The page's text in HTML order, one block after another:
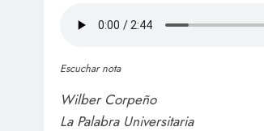
Escuchar nota
Wilber Corpeño
La Palabra Universitaria